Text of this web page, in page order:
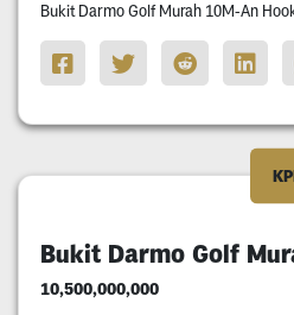
Bukit Darmo Golf Murah 10M-An
Bukit Darmo Golf
10,500,000,000